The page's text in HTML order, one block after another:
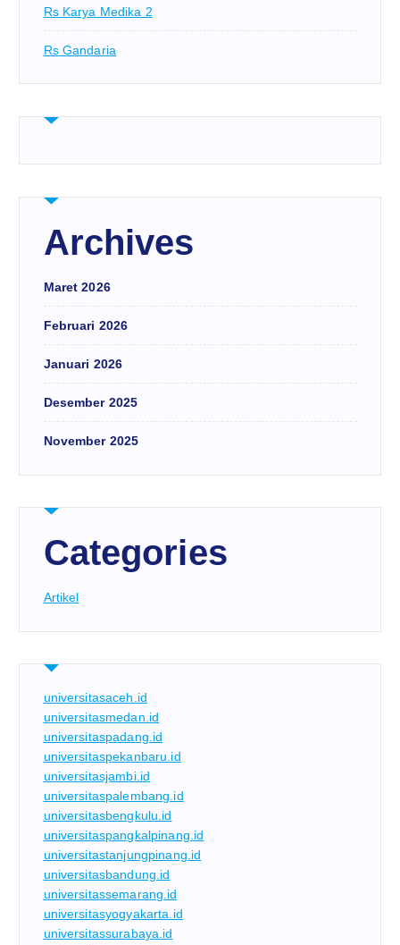
Rs Karya Medika 2
Rs Gandaria
Archives
Maret 2026
Februari 2026
Januari 2026
Desember 2025
November 2025
Categories
Artikel
universitasaceh.id
universitasmedan.id
universitaspadang.id
universitaspekanbaru.id
universitasjambi.id
universitaspalembang.id
universitasbengkulu.id
universitaspangkalpinang.id
universitastanjungpinang.id
universitasbandung.id
universitassemarang.id
universitasyogyakarta.id
universitassurabaya.id